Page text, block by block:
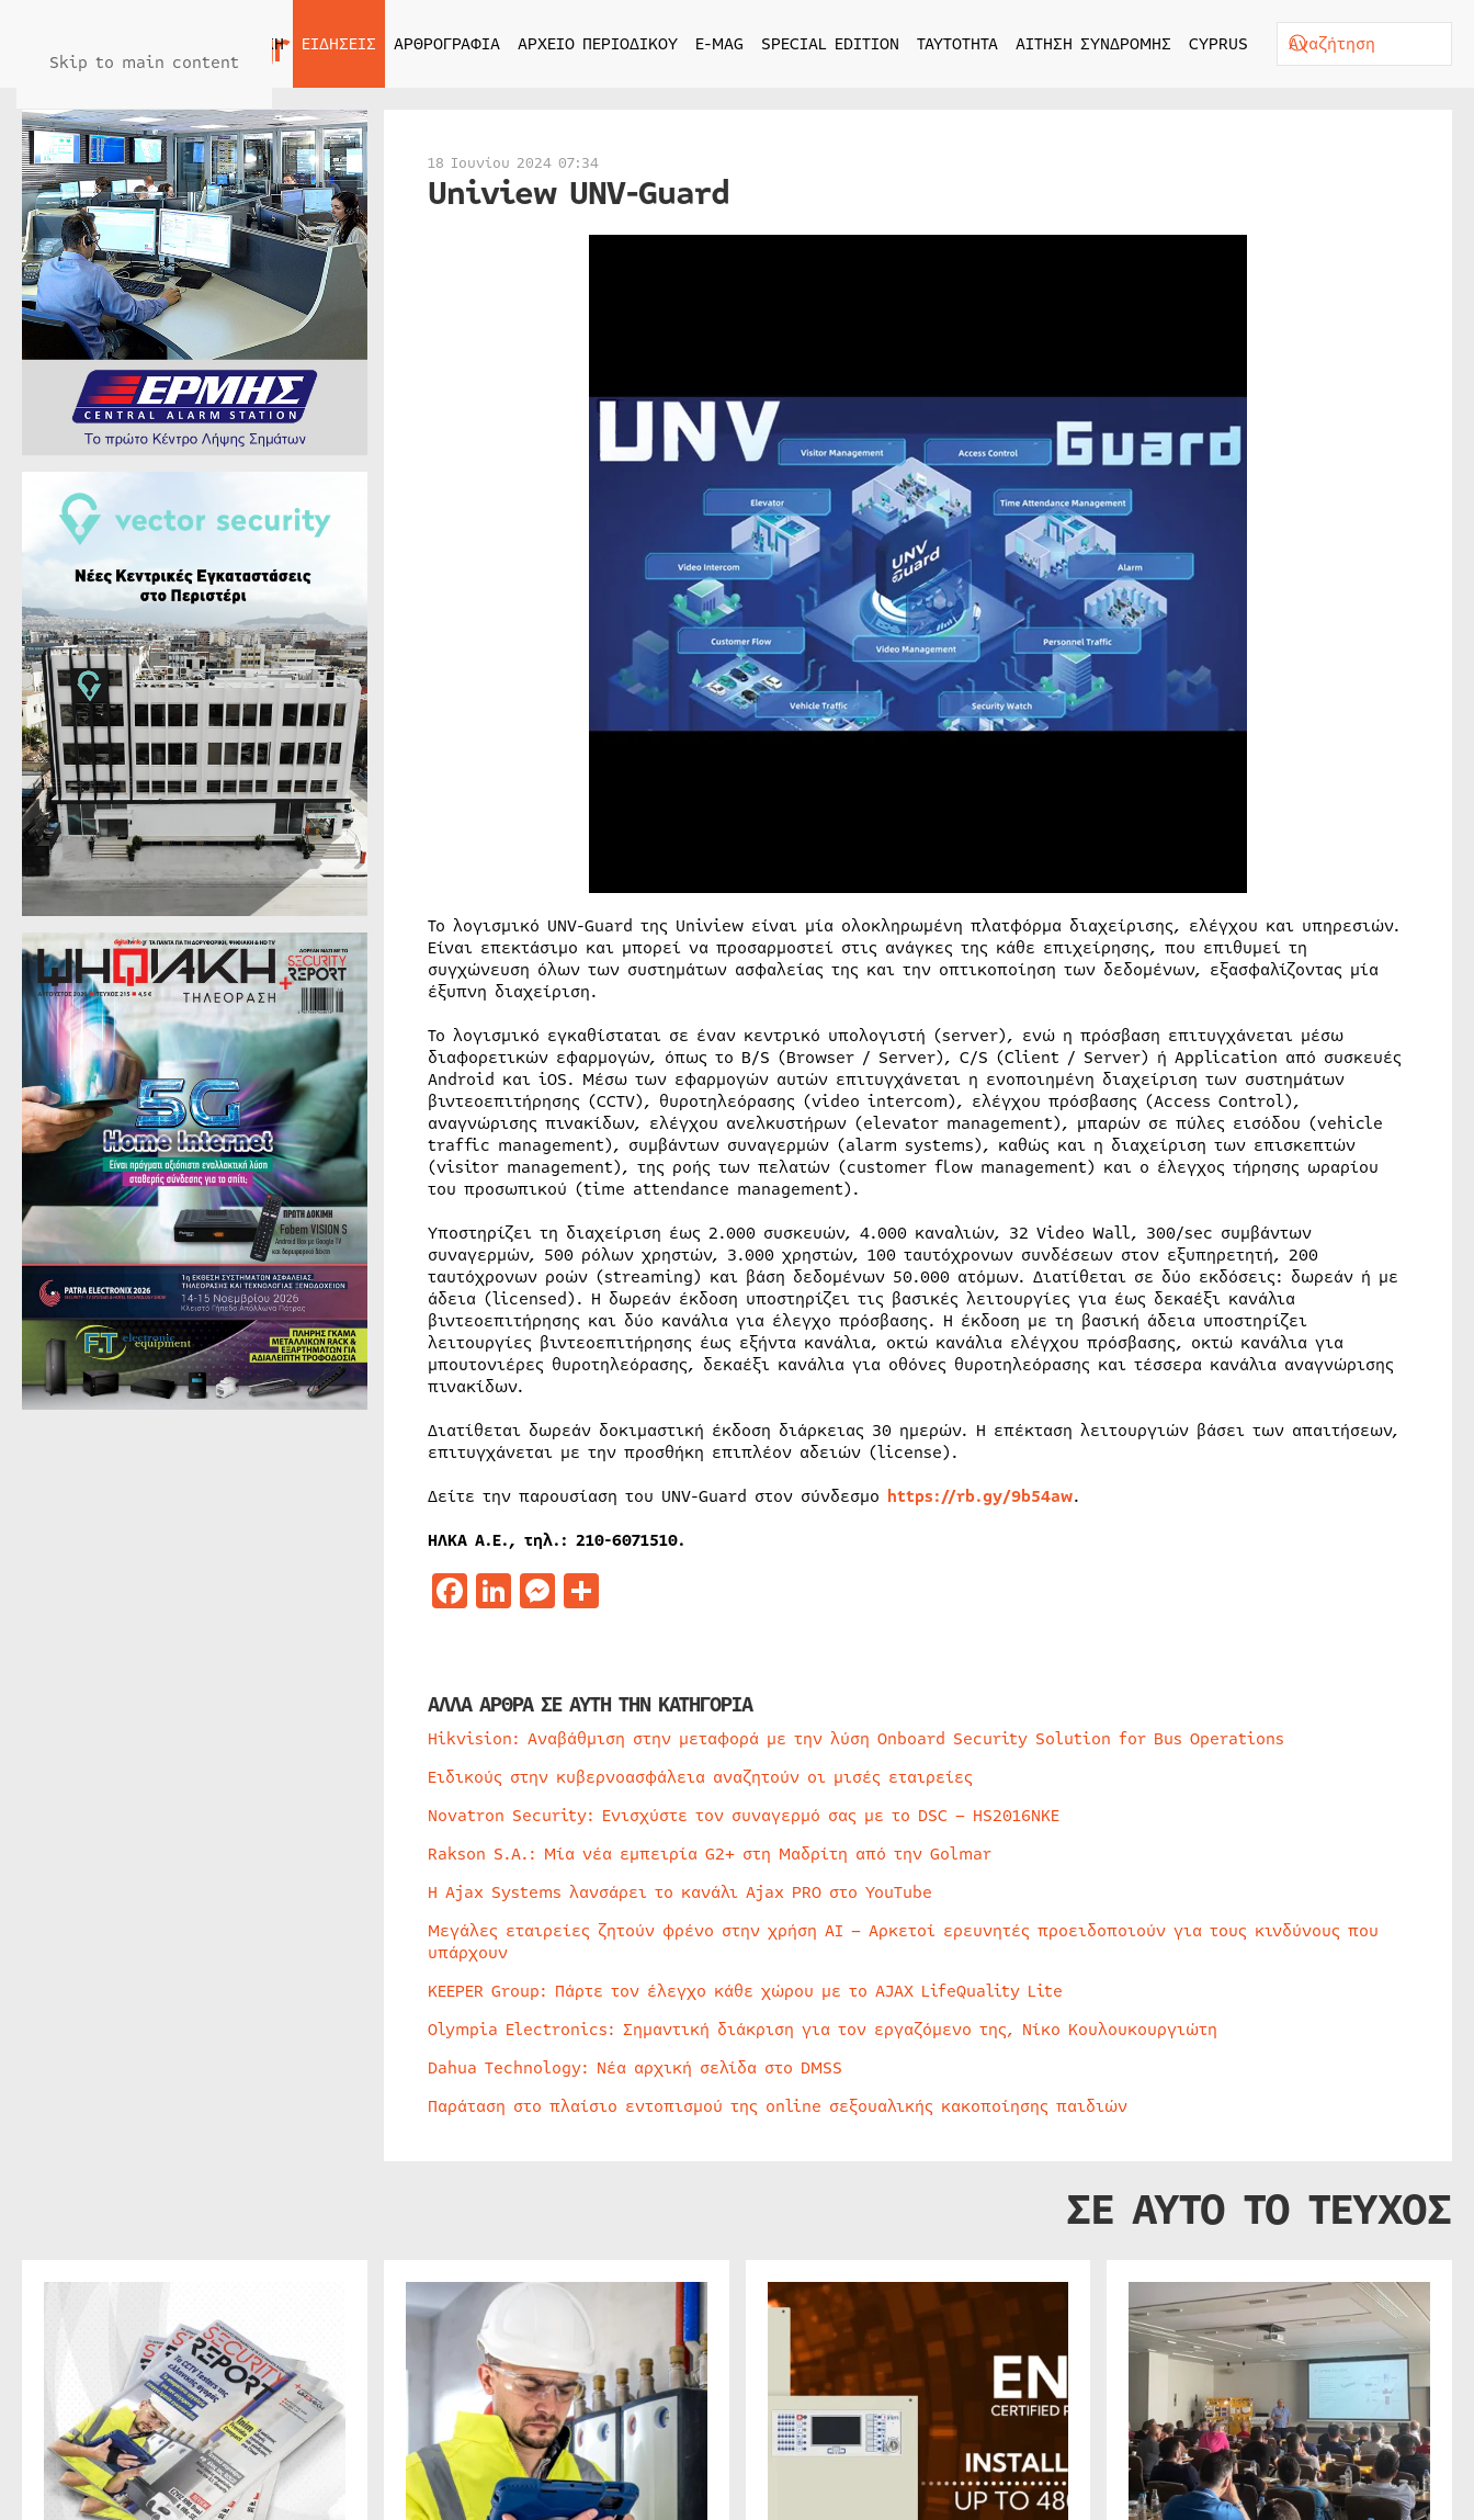
Skip to main content
ΑΡΧΙΚΗ ΕΙΔΗΣΕΙΣ ΑΡΘΡΟΓΡΑΦΙΑ ΑΡΧΕΙΟ ΠΕΡΙΟΔΙΚΟΥ E-MAG SPECIAL EDITION ΤΑΥΤΟΤΗΤΑ ΑΙΤΗΣΗ ΣΥΝΔΡΟΜΗΣ CYPRUS
18 Ιουνίου 2024 07:34
Uniview UNV-Guard
Το λογισμικό UNV-Guard της Uniview είναι μία ολοκληρωμένη πλατφόρμα διαχείρισης, ελέγχου και υπηρεσιών.
Είναι επεκτάσιμο και μπορεί να προσαρμοστεί στις ανάγκες της κάθε επιχείρησης, που επιθυμεί τη
συγχώνευση όλων των συστημάτων ασφαλείας της και την οπτικοποίηση των δεδομένων, εξασφαλίζοντας μία
έξυπνη διαχείριση.
Το λογισμικό εγκαθίσταται σε έναν κεντρικό υπολογιστή (server), ενώ η πρόσβαση επιτυγχάνεται μέσω
διαφορετικών εφαρμογών, όπως το B/S (Browser / Server), C/S (Client / Server) ή Application από συσκευές
Android και iOS. Μέσω των εφαρμογών αυτών επιτυγχάνεται η ενοποιημένη διαχείριση των συστημάτων
βιντεοεπιτήρησης (CCTV), θυροτηλεόρασης (video intercom), ελέγχου πρόσβασης (Access Control),
αναγνώρισης πινακίδων, ελέγχου ανελκυστήρων (elevator management), μπαρών σε πύλες εισόδου (vehicle
traffic management), συμβάντων συναγερμών (alarm systems), καθώς και η διαχείριση των επισκεπτών
(visitor management), της ροής των πελατών (customer flow management) και ο έλεγχος τήρησης ωραρίου
του προσωπικού (time attendance management).
Υποστηρίζει τη διαχείριση έως 2.000 συσκευών, 4.000 καναλιών, 32 Video Wall, 300/sec συμβάντων
συναγερμών, 500 ρόλων χρηστών, 3.000 χρηστών, 100 ταυτόχρονων συνδέσεων στον εξυπηρετητή, 200
ταυτόχρονων ροών (streaming) και βάση δεδομένων 50.000 ατόμων. Διατίθεται σε δύο εκδόσεις: δωρεάν ή με
άδεια (licensed). Η δωρεάν έκδοση υποστηρίζει τις βασικές λειτουργίες για έως δεκαέξι κανάλια
βιντεοεπιτήρησης και δύο κανάλια για έλεγχο πρόσβασης. Η έκδοση με τη βασική άδεια υποστηρίζει
λειτουργίες βιντεοεπιτήρησης έως εξήντα κανάλια, οκτώ κανάλια ελέγχου πρόσβασης, οκτώ κανάλια για
μπουτονιέρες θυροτηλεόρασης, δεκαέξι κανάλια για οθόνες θυροτηλεόρασης και τέσσερα κανάλια αναγνώρισης
πινακίδων.
Διατίθεται δωρεάν δοκιμαστική έκδοση διάρκειας 30 ημερών. Η επέκταση λειτουργιών βάσει των απαιτήσεων,
επιτυγχάνεται με την προσθήκη επιπλέον αδειών (license).
Δείτε την παρουσίαση του UNV-Guard στον σύνδεσμο https://rb.gy/9b54aw.
ΗΛΚΑ Α.Ε., τηλ.: 210-6071510.
Facebook
LinkedIn
Messenger
Μοιραστείτε
ΑΛΛΑ ΑΡΘΡΑ ΣΕ ΑΥΤΗ ΤΗΝ ΚΑΤΗΓΟΡΙΑ
Hikvision: Αναβάθμιση στην μεταφορά με την λύση Onboard Security Solution for Bus Operations
Ειδικούς στην κυβερνοασφάλεια αναζητούν οι μισές εταιρείες
Novatron Security: Ενισχύστε τον συναγερμό σας με το DSC – HS2016NKE
Rakson S.A.: Μία νέα εμπειρία G2+ στη Μαδρίτη από την Golmar
Η Ajax Systems λανσάρει το κανάλι Ajax PRO στο YouTube
Μεγάλες εταιρείες ζητούν φρένο στην χρήση AI – Αρκετοί ερευνητές προειδοποιούν για τους κινδύνους που
υπάρχουν
KEEPER Group: Πάρτε τον έλεγχο κάθε χώρου με το AJAX LifeQuality Lite
Olympia Electronics: Σημαντική διάκριση για τον εργαζόμενο της, Νίκο Κουλουκουργιώτη
Dahua Technology: Νέα αρχική σελίδα στο DMSS
Παράταση στο πλαίσιο εντοπισμού της online σεξουαλικής κακοποίησης παιδιών
ΣΕ ΑΥΤΟ ΤΟ ΤΕΥΧΟΣ